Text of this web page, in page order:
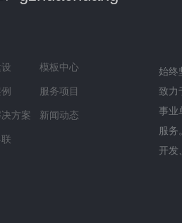
模板中心
服务项目
方案 新闻动态
始终
致力
事业
服务
开发